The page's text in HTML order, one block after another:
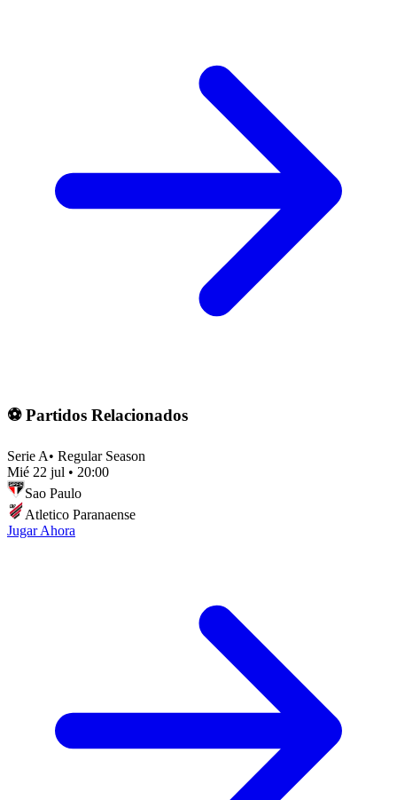
⚽ Partidos Relacionados
Serie A• Regular Season
Mié 22 jul • 20:00
Sao Paulo
Atletico Paranaense
Jugar Ahora